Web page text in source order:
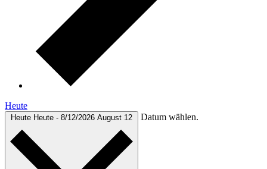
Heute
Heute Heute - 8/12/2026 August 12 Datum wählen.